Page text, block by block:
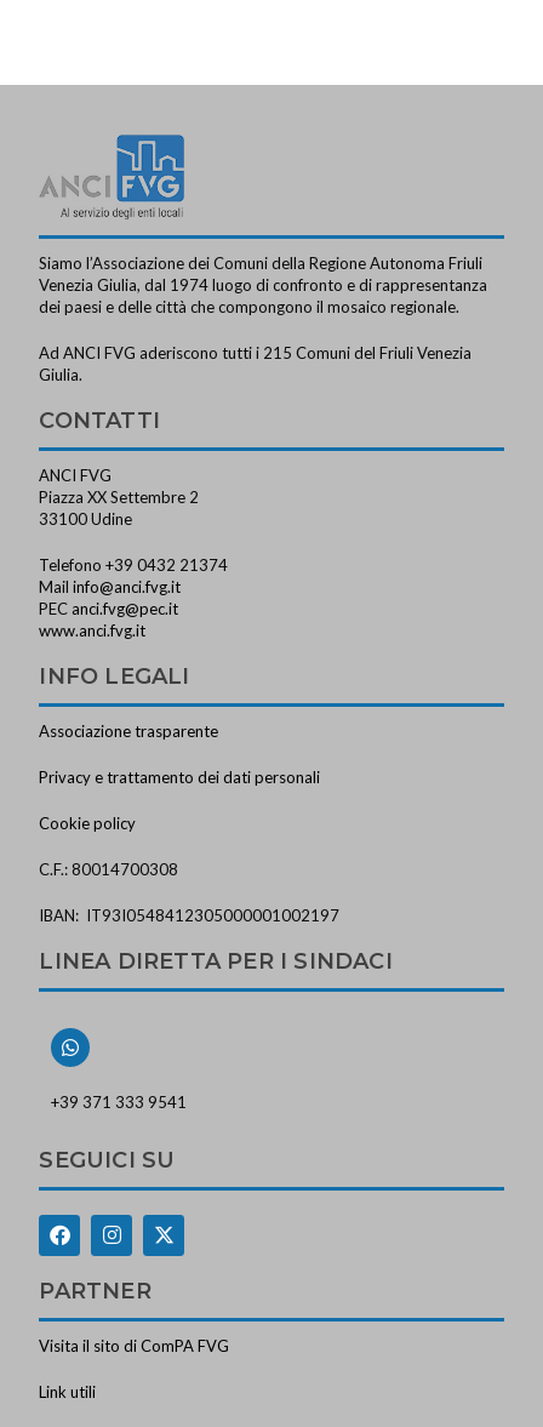
Siamo l’Associazione dei Comuni della Regione Autonoma Friuli
Venezia Giulia, dal 1974 luogo di confronto e di rappresentanza
dei paesi e delle città che compongono il mosaico regionale.
Ad ANCI FVG aderiscono tutti i 215 Comuni del Friuli Venezia
Giulia.
CONTATTI
ANCI FVG
Piazza XX Settembre 2
33100 Udine
Telefono +39 0432 21374
Mailinfo@anci.fvg.it
PEC anci.fvg@pec.it
www.anci.fvg.it
INFO LEGALI
Associazione trasparente
Privacy e trattamento dei dati personali
Cookie policy
C.F.: 80014700308
IBAN: IT93I0548412305000001002197
LINEA DIRETTA PER I SINDACI
+39 371 333 9541
SEGUICI SU
PARTNER
Visita il sito di ComPA FVG
Link utili